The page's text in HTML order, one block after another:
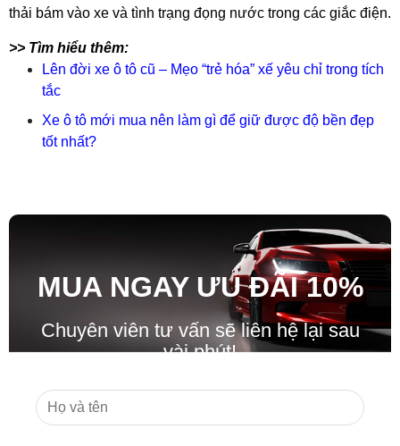
thải bám vào xe và tình trạng đọng nước trong các giắc điện.
>> Tìm hiểu thêm:
Lên đời xe ô tô cũ – Mẹo “trẻ hóa” xế yêu chỉ trong tích
tắc
Xe ô tô mới mua nên làm gì để giữ được độ bền đẹp
tốt nhất?
MUA NGAY ƯU ĐÃI10%
Chuyên viên tư vấn sẽ liên hệ lại sau
vài phút!